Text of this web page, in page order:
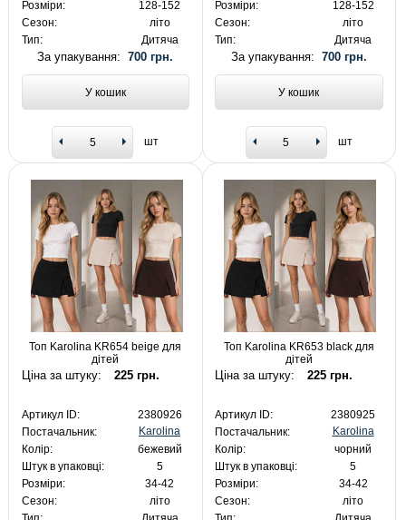
Розміри:
128-152
Сезон:
літо
Тип:
Дитяча
За упакування:700 грн.
У кошик
шт
Розміри:
128-152
Сезон:
літо
Тип:
Дитяча
За упакування: 700 грн.
У кошик
шт
Топ Karolina KR654 beige для
дітей
Ціна за штуку: 225 грн.
Артикул ID:
2380926
Постачальник:
Karolina
Колір:
бежевий
Штук в упаковці:
5
Розміри:
34-42
Сезон:
літо
Топ Karolina KR653 black для
дітей
Ціна за штуку: 225 грн.
Артикул ID:
2380925
Постачальник:
Karolina
Колір:
чорний
Штук в упаковці:
5
Розміри:
34-42
Сезон:
літо